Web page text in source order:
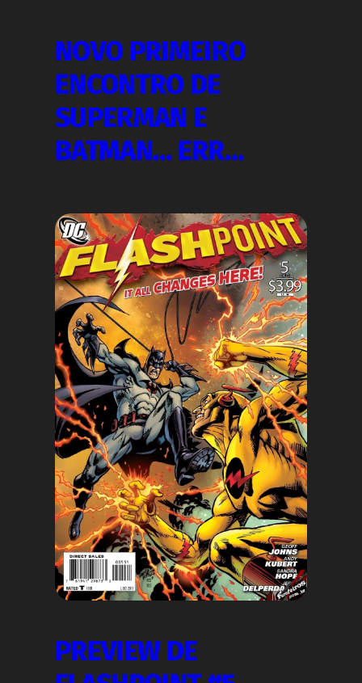
NOVO PRIMEIRO
ENCONTRO DE
SUPERMAN E
BATMAN… ERR…
PREVIEW DE